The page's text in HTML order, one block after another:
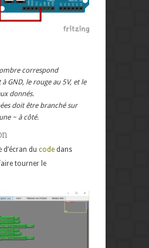
correspond
GND, le rouge au 5V, et le
donnés.
doit être branché sur
~ à côté.
du code dans
tourner le